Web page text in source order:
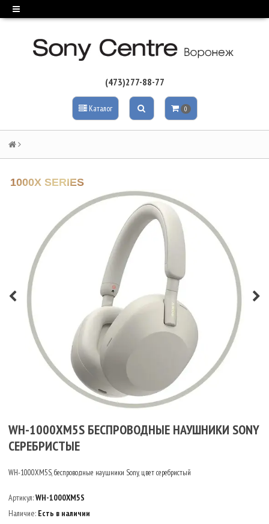
(473)277-88-77
Каталог 0
1000X SERIES
WH-1000XM5S БЕСПРОВОДНЫЕ НАУШНИКИ SONY
СЕРЕБРИСТЫЕ
WH-1000XM5S, беспроводные наушники Sony, цвет серебристый
Артикул:WH-1000XM5S
Наличие: Есть в наличии